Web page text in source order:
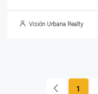
Visión Urbana Realty
1